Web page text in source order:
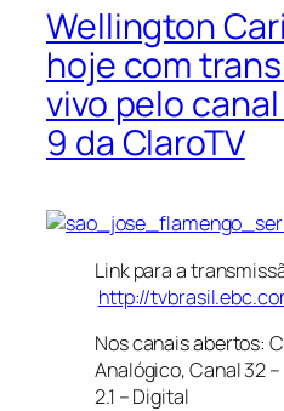
Wellington
hoje com
vivo pelo
9 da ClaroTV
Link para a
http://
Nos canais abertos:
Analógico, Canal 32
2.1 – Digital